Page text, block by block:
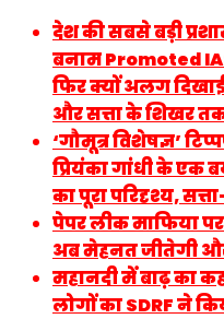
देश की सबसे बड़ी
बनाम Promoted
फिर क्यों अलग दिखाई
और सत्ता के शिखर
‘गौमूत्र विशेषज्ञ’
प्रियंका गांधी के एक
का पूरा परिदृश्य,
पेपर लीक माफिया पर
अब मेहनत जीतेगी
महानदी में बाढ़ का
लोगों का SDRF ने